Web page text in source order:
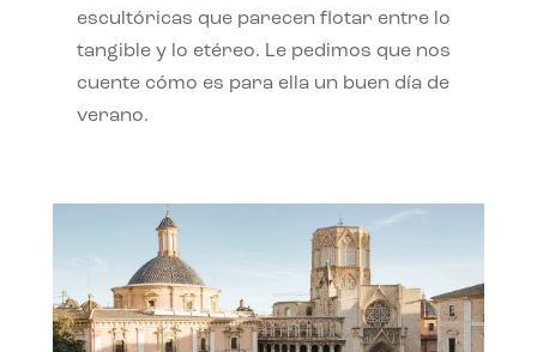
escultóricas que parecen flotar entre lo
tangible y lo etéreo. Le pedimos que nos
cuente cómo es para ella un buen día de
verano.